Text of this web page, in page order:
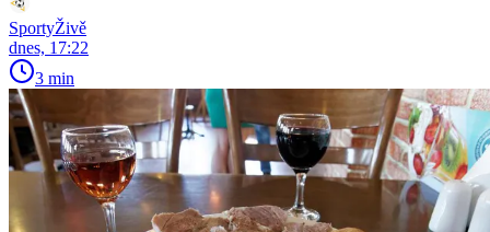
SportyŽivě
dnes, 17:22
3 min